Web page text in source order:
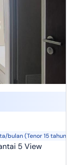
bulan (Tenor 15 tahun)
5 View